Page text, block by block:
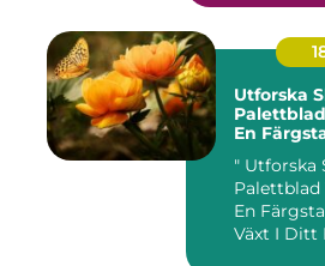
Utforska
En
" Utforska
Palettblad
En